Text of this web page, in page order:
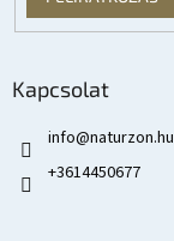
Kapcsolat
info@naturzon.hu
+3614450677